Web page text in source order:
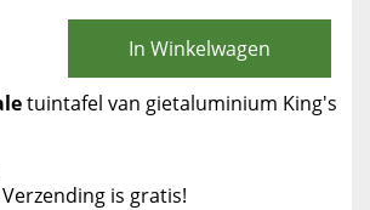
In Winkelwagen
tuintafel van gietaluminium King's
is gratis!